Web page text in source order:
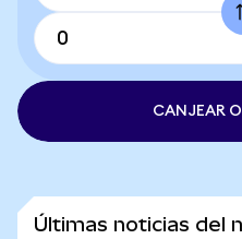
CANJEAR
Últimas noticias del